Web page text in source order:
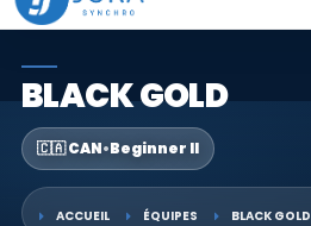
BLACK GOLD
🇨🇦 CAN•Beginner II
ACCUEIL ÉQUIPES BLACK GOLD